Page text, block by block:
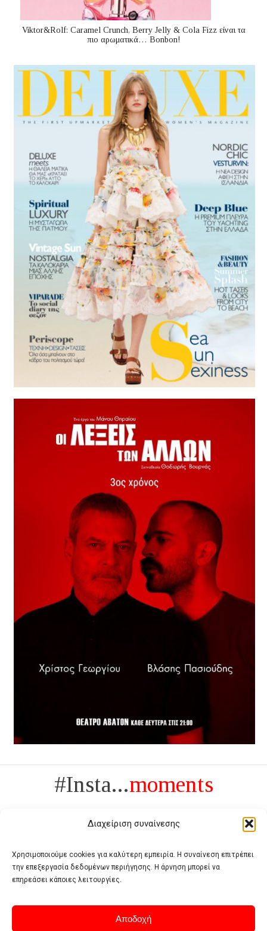
Διαχείριση συναίνεσης
Χρησιμοποιούμε cookies για καλύτερη εμπειρία. Η συναίνεση επιτρέπει
την επεξεργασία δεδομένων περιήγησης. Η άρνηση μπορεί να
επηρεάσει κάποιες λειτουργίες.
Αποδοχή
Viktor&Rolf: Caramel Crunch, Berry Jelly & Cola Fizz είναι τα
πιο αρωματικά… Bonbon!
#Insta...moments
Πολυτέλεια δεν είναι το αντίθετο της ανέχειας, είναι το αντίθετο της